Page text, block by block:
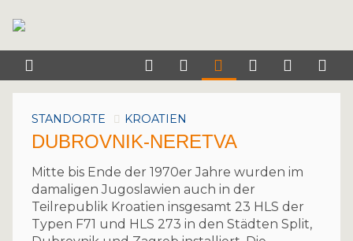
STANDORTE KROATIEN
DUBROVNIK-NERETVA
Mitte bis Ende der 1970er Jahre wurden im
damaligen Jugoslawien auch in der
Teilrepublik Kroatien insgesamt 23 HLS der
Typen F71 und HLS 273 in den Städten Split,